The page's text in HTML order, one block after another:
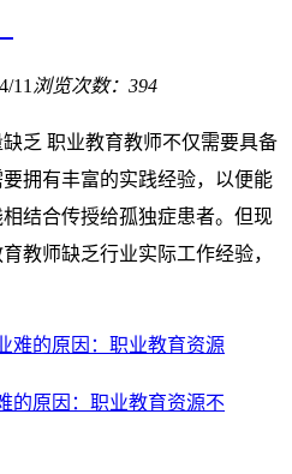
11 浏览次数：394
乏 职业教育教师不仅需要具备
拥有丰富的实践经验，以便能
结合传授给孤独症患者。但现
教师缺乏行业实际工作经验，
的原因：职业教育资源不